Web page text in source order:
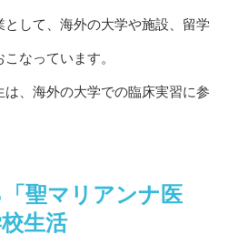
として、海外の大学や施設、留学
なっています。
、海外の大学での臨床実習に参
聖マリアンナ医
生活